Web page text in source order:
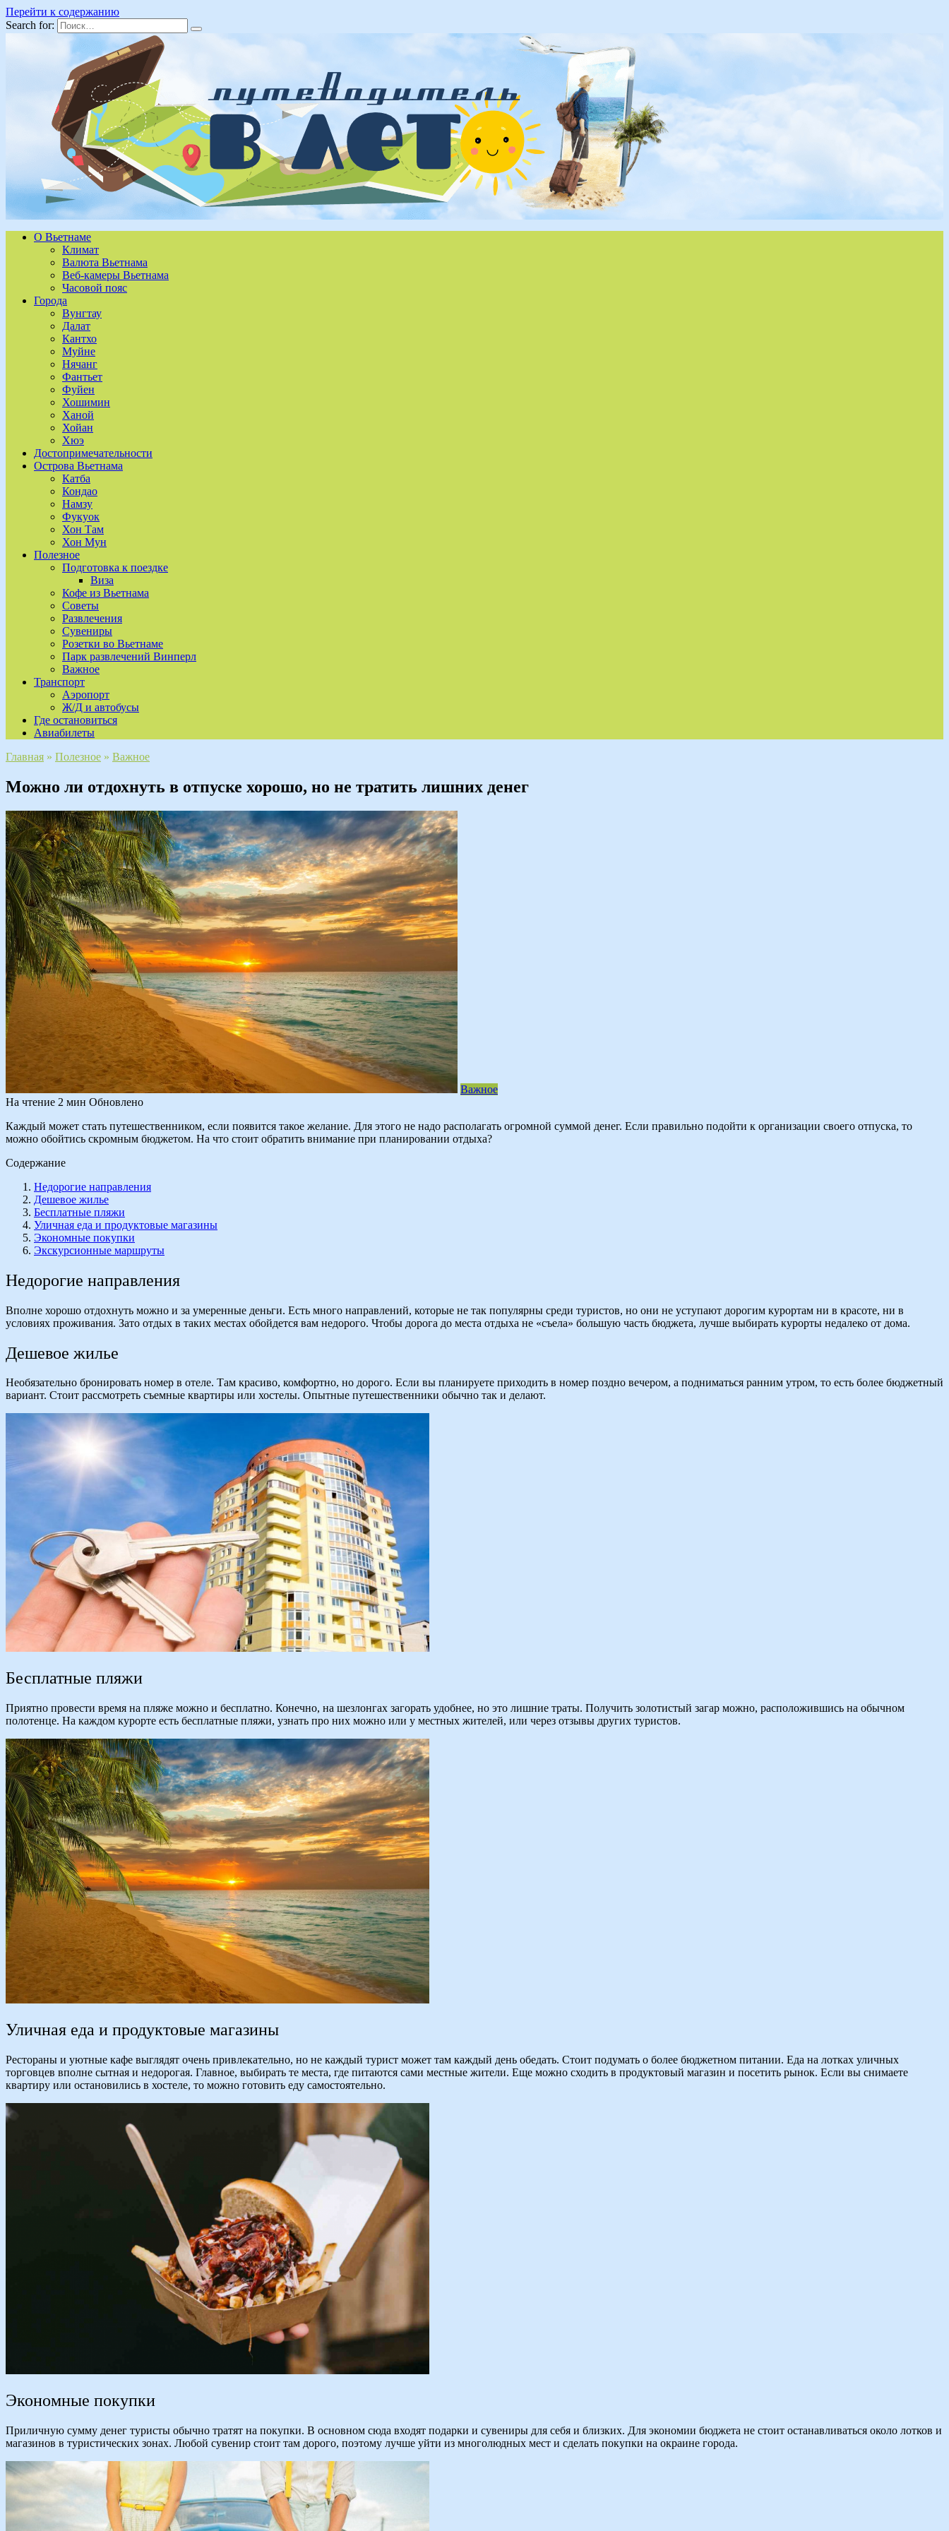
Перейти к содержанию
Search for:
О Вьетнаме
Климат
Валюта Вьетнама
Веб-камеры Вьетнама
Часовой пояс
Города
Вунгтау
Далат
Кантхо
Муйне
Нячанг
Фантьет
Фуйен
Хошимин
Ханой
Хойан
Хюэ
Достопримечательности
Острова Вьетнама
Катба
Кондао
Намзу
Фукуок
Хон Там
Хон Мун
Полезное
Подготовка к поездке
Виза
Кофе из Вьетнама
Советы
Развлечения
Сувениры
Розетки во Вьетнаме
Парк развлечений Винперл
Важное
Транспорт
Аэропорт
Ж/Д и автобусы
Где остановиться
Авиабилеты
Главная » Полезное » Важное
Можно ли отдохнуть в отпуске хорошо, но не тратить лишних денег
Важное
На чтение 2 мин Обновлено
Каждый может стать путешественником, если появится такое желание. Для этого не надо располагать огромной суммой денег. Если правильно подойти к организации своего отпуска, то
можно обойтись скромным бюджетом. На что стоит обратить внимание при планировании отдыха?
Содержание
Недорогие направления
Дешевое жилье
Бесплатные пляжи
Уличная еда и продуктовые магазины
Экономные покупки
Экскурсионные маршруты
Недорогие направления
Вполне хорошо отдохнуть можно и за умеренные деньги. Есть много направлений, которые не так популярны среди туристов, но они не уступают дорогим курортам ни в красоте, ни в
условиях проживания. Зато отдых в таких местах обойдется вам недорого. Чтобы дорога до места отдыха не «съела» большую часть бюджета, лучше выбирать курорты недалеко от дома.
Дешевое жилье
Необязательно бронировать номер в отеле. Там красиво, комфортно, но дорого. Если вы планируете приходить в номер поздно вечером, а подниматься ранним утром, то есть более бюджетный
вариант. Стоит рассмотреть съемные квартиры или хостелы. Опытные путешественники обычно так и делают.
Бесплатные пляжи
Приятно провести время на пляже можно и бесплатно. Конечно, на шезлонгах загорать удобнее, но это лишние траты. Получить золотистый загар можно, расположившись на обычном
полотенце. На каждом курорте есть бесплатные пляжи, узнать про них можно или у местных жителей, или через отзывы других туристов.
Уличная еда и продуктовые магазины
Рестораны и уютные кафе выглядят очень привлекательно, но не каждый турист может там каждый день обедать. Стоит подумать о более бюджетном питании. Еда на лотках уличных
торговцев вполне сытная и недорогая. Главное, выбирать те места, где питаются сами местные жители. Еще можно сходить в продуктовый магазин и посетить рынок. Если вы снимаете
квартиру или остановились в хостеле, то можно готовить еду самостоятельно.
Экономные покупки
Приличную сумму денег туристы обычно тратят на покупки. В основном сюда входят подарки и сувениры для себя и близких. Для экономии бюджета не стоит останавливаться около лотков и
магазинов в туристических зонах. Любой сувенир стоит там дорого, поэтому лучше уйти из многолюдных мест и сделать покупки на окраине города.